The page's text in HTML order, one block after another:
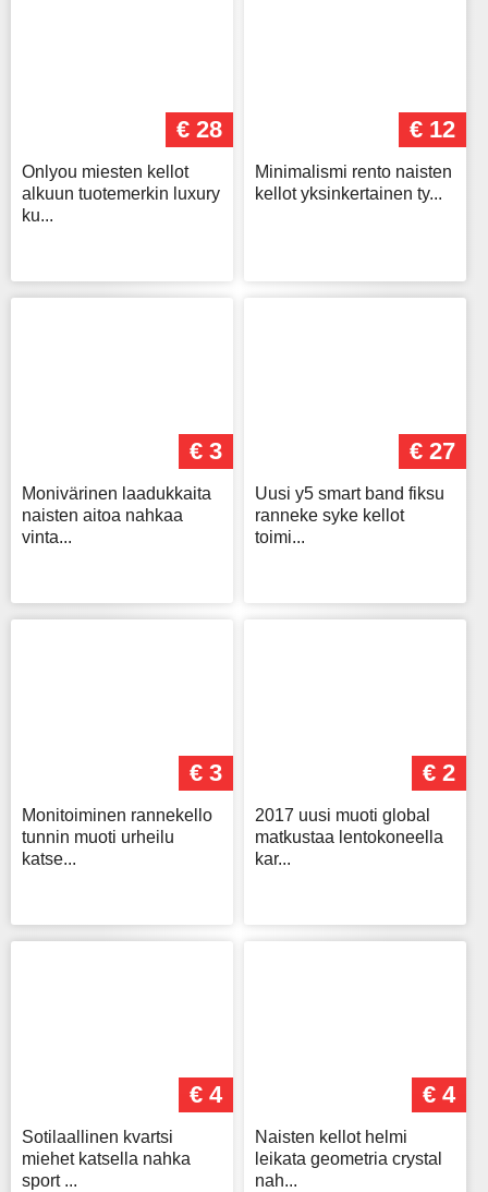
€ 28
Onlyou miesten kellot
alkuun tuotemerkin luxury
ku...
€ 12
Minimalismi rento naisten
kellot yksinkertainen ty...
€ 3
Monivärinen laadukkaita
naisten aitoa nahkaa
vinta...
€ 27
Uusi y5 smart band fiksu
ranneke syke kellot
toimi...
€ 3
Monitoiminen rannekello
tunnin muoti urheilu
katse...
€ 2
2017 uusi muoti global
matkustaa lentokoneella
kar...
€ 4
Sotilaallinen kvartsi
miehet katsella nahka
sport ...
€ 4
Naisten kellot helmi
leikata geometria crystal
nah...